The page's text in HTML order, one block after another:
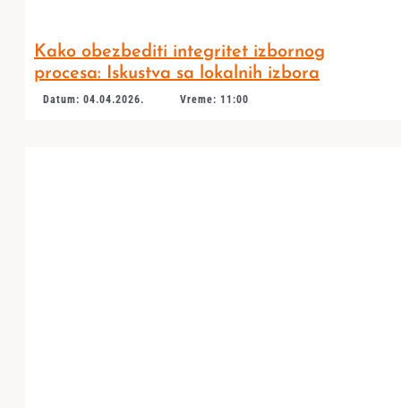
Kako obezbediti integritet izbornog
procesa: Iskustva sa lokalnih izbora
Datum: 04.04.2026. Vreme: 11:00